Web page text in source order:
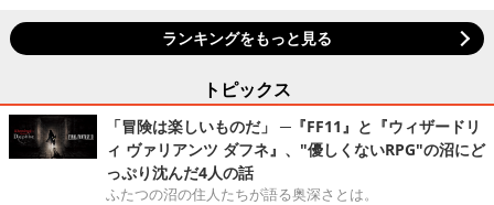
ランキングをもっと見る
トピックス
「冒険は楽しいものだ」 ─『FF11』と『ウィザードリ
ィ ヴァリアンツ ダフネ』、"優しくないRPG"の沼にど
っぷり沈んだ4人の話
ふたつの沼の住人たちが語る奥深さとは。